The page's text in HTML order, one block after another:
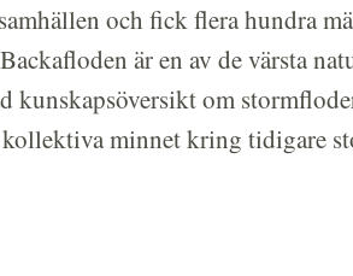
och fick flera hundra
är en av de värsta
kunskapsöversikt om
minnet kring tidigare